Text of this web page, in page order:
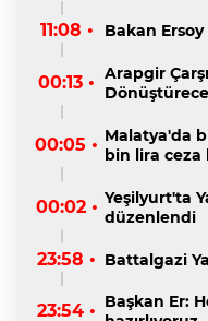
11:08 • Bakan
00:13 • Arapgir
00:05 • Malatya'da
bin lira ceza
00:02 • Yeşilyurt'ta
düzenlendi
23:58 • Battalgazi
23:54 • Başkan Er: